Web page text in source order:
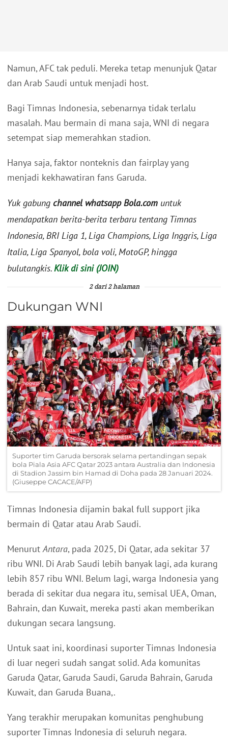
Namun, AFC tak peduli. Mereka tetap menunjuk Qatar
dan Arab Saudi untuk menjadi host.
Bagi Timnas Indonesia, sebenarnya tidak terlalu
masalah. Mau bermain di mana saja, WNI di negara
setempat siap memerahkan stadion.
Hanya saja, faktor nonteknis dan fairplay yang
menjadi kekhawatiran fans Garuda.
Yuk gabung channel whatsapp Bola.com untuk
mendapatkan berita-berita terbaru tentang Timnas
Indonesia, BRI Liga 1, Liga Champions, Liga Inggris, Liga
Italia, Liga Spanyol, bola voli, MotoGP, hingga
bulutangkis.Klik di sini (JOIN)
2 dari 2 halaman
Dukungan WNI
Suporter tim Garuda bersorak selama pertandingan sepak
bola Piala Asia AFC Qatar 2023 antara Australia dan Indonesia
di Stadion Jassim bin Hamad di Doha pada 28 Januari 2024.
(Giuseppe CACACE/AFP)
Timnas Indonesia dijamin bakal full support jika
bermain di Qatar atau Arab Saudi.
MenurutAntara, pada 2025, Di Qatar, ada sekitar 37
ribu WNI. Di Arab Saudi lebih banyak lagi, ada kurang
lebih 857 ribu WNI. Belum lagi, warga Indonesia yang
berada di sekitar dua negara itu, semisal UEA, Oman,
Bahrain, dan Kuwait, mereka pasti akan memberikan
dukungan secara langsung.
Untuk saat ini, koordinasi suporter Timnas Indonesia
di luar negeri sudah sangat solid. Ada komunitas
Garuda Qatar, Garuda Saudi, Garuda Bahrain, Garuda
Kuwait, dan Garuda Buana,.
Yang terakhir merupakan komunitas penghubung
suporter Timnas Indonesia di seluruh negara.